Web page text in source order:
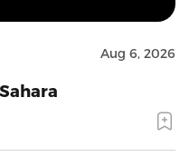
Aug 6, 2026